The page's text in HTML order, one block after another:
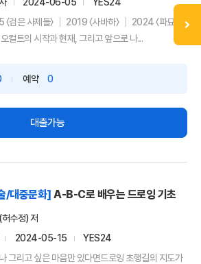
검은 사제들〉 ｜ 2019 〈사바하〉 ｜ 2024 〈파묘〉 장
컬트의 시작과 현재, 그리고 앞으로 나...
예약 0
대출가능
/대중문화] A-B-C로 배우는 드로잉 기초
수정) 저
2024-05-15
YES24
그리고 싶은 마음만 있다면드로잉 초행길의 지도가